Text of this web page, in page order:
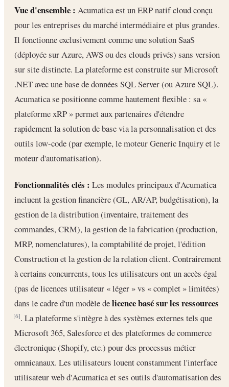
Vue d'ensemble : Acumatica est un ERP natif cloud conçu
pour les entreprises du marché intermédiaire et plus grandes.
Il fonctionne exclusivement comme une solution SaaS
(déployée sur Azure, AWS ou des clouds privés) sans version
sur site distincte. La plateforme est construite sur Microsoft
.NET avec une base de données SQL Server (ou Azure SQL).
Acumatica se positionne comme hautement flexible : sa «
plateforme xRP » permet aux partenaires d'étendre
rapidement la solution de base via la personnalisation et des
outils low-code (par exemple, le moteur Generic Inquiry et le
moteur d'automatisation).
Fonctionnalités clés : Les modules principaux d'Acumatica
incluent la gestion financière (GL, AR/AP, budgétisation), la
gestion de la distribution (inventaire, traitement des
commandes, CRM), la gestion de la fabrication (production,
MRP, nomenclatures), la comptabilité de projet, l'édition
Construction et la gestion de la relation client. Contrairement
à certains concurrents, tous les utilisateurs ont un accès égal
(pas de licences utilisateur « léger » vs « complet » limitées)
dans le cadre d'un modèle delicence basé sur les ressources
[6]. La plateforme s'intègre à des systèmes externes tels que
Microsoft 365, Salesforce et des plateformes de commerce
électronique (Shopify, etc.) pour des processus métier
omnicanaux. Les utilisateurs louent constamment l'interface
utilisateur web d'Acumatica et ses outils d'automatisation des